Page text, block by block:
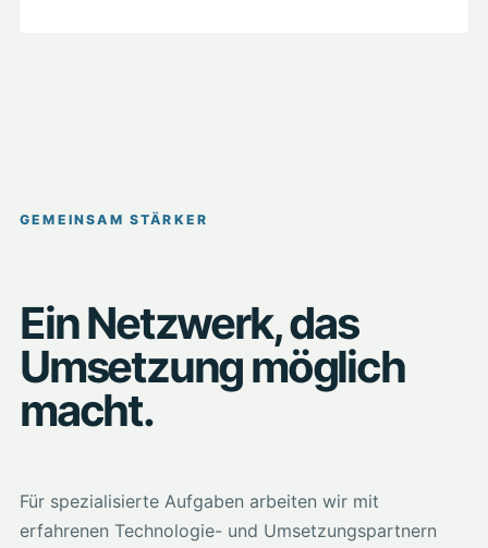
GEMEINSAM STÄRKER
Ein Netzwerk, das
Umsetzung möglich
macht.
Für spezialisierte Aufgaben arbeiten wir mit
erfahrenen Technologie- und Umsetzungspartnern